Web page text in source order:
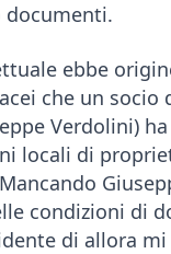
documenti.
ebbe
che un socio
Verdolini)
locali di
condizioni di
di allora mi